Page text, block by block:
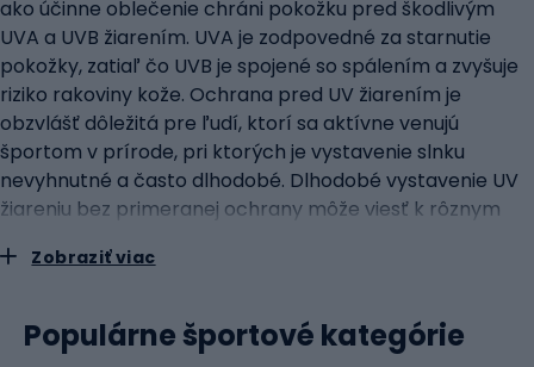
ako účinne oblečenie chráni pokožku pred škodlivým
UVA a UVB žiarením. UVA je zodpovedné za starnutie
pokožky, zatiaľ čo UVB je spojené so spálením a zvyšuje
riziko rakoviny kože. Ochrana pred UV žiarením je
obzvlášť dôležitá pre ľudí, ktorí sa aktívne venujú
športom v prírode, pri ktorých je vystavenie slnku
nevyhnutné a často dlhodobé. Dlhodobé vystavenie UV
žiareniu bez primeranej ochrany môže viesť k rôznym
predčasné starnutie pokožky a zvýšené riziko rakoviny
prvkom pri výrobe športového oblečenia pre ženy.
Takéto tkaniny sú navrhnuté tak, aby odrážali alebo
Zobraziť viac
Populárne športové kategórie